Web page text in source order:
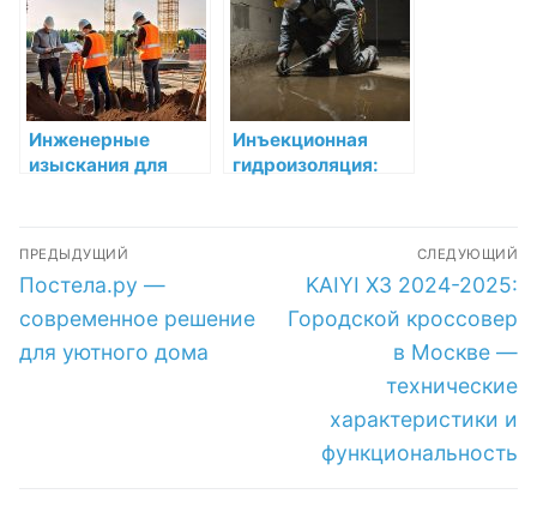
«Оптимум»
изделия для
медицинских
целей
Инженерные
изыскания для
Московской
области:
выполнение
инженерно-
геодезических
Инъекционная
гидроизоляция:
Навигация
по
записям
ПРЕДЫДУЩИЙ
Предыдущая
запись:
Постела.ру —
современное решение
для уютного дома
СЛЕДУЮЩИЙ
Следующая
запись:
KAIYI X3 2024-2025:
Городской кроссовер
в Москве —
технические
характеристики и
функциональность